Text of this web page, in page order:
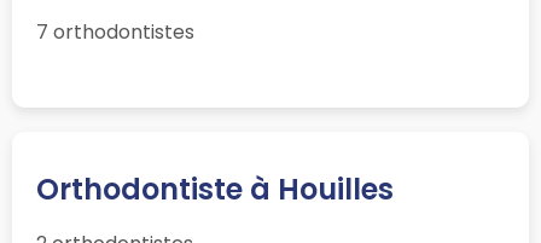
7 orthodontistes
Orthodontiste à Houilles